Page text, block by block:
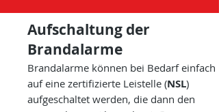
​Aufschaltung der
Brandalarme
Brandalarme können bei Bedarf einfach
auf eine zertifizierte Leistelle (NSL)
aufgeschaltet werden, die dann den